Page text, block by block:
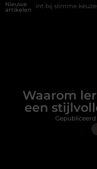
Nieuwe
artikelenkeuzes Waarom
Waarom
een